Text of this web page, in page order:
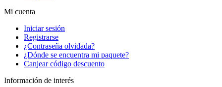
Mi cuenta
Iniciar sesión
Registrarse
¿Contraseña olvidada?
¿Dónde se encuentra mi paquete?
Canjear código descuento
Información de interés